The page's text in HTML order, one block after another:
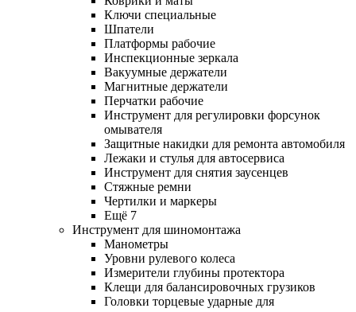
Ключи специальные
Шпатели
Платформы рабочие
Инспекционные зеркала
Вакуумные держатели
Магнитные держатели
Перчатки рабочие
Инструмент для регулировки форсунок
омывателя
Защитные накидки для ремонта автомобиля
Лежаки и стулья для автосервиса
Инструмент для снятия заусенцев
Стяжные ремни
Чертилки и маркеры
Ещё 7
Инструмент для шиномонтажа
Манометры
Уровни рулевого колеса
Измерители глубины протектора
Клещи для балансировочных грузиков
Головки торцевые ударные для